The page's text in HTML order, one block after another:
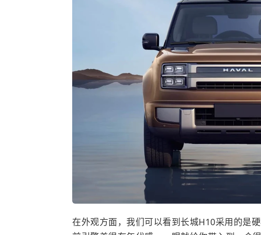
在外观方面，我们可以看到长城H10采用的是